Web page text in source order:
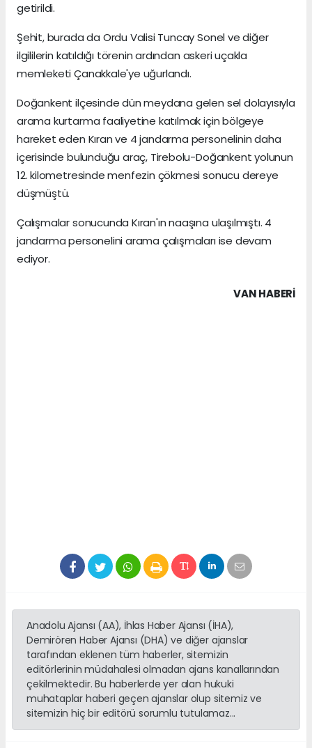
getirildi.
Şehit, burada da Ordu Valisi Tuncay Sonel ve diğer
ilgililerin katıldığı törenin ardından askeri uçakla
memleketi Çanakkale'ye uğurlandı.
Doğankent ilçesinde dün meydana gelen sel dolayısıyla
arama kurtarma faaliyetine katılmak için bölgeye
hareket eden Kıran ve 4 jandarma personelinin daha
içerisinde bulunduğu araç, Tirebolu-Doğankent yolunun
12. kilometresinde menfezin çökmesi sonucu dereye
düşmüştü.
Çalışmalar sonucunda Kıran'ın naaşına ulaşılmıştı. 4
jandarma personelini arama çalışmaları ise devam
ediyor.
VAN HABERİ
Anadolu Ajansı (AA), İhlas Haber Ajansı (İHA),
Demirören Haber Ajansı (DHA) ve diğer ajanslar
tarafından eklenen tüm haberler, sitemizin
editörlerinin müdahalesi olmadan ajans kanallarından
çekilmektedir. Bu haberlerde yer alan hukuki
muhataplar haberi geçen ajanslar olup sitemiz ve
sitemizin hiç bir editörü sorumlu tutulamaz...